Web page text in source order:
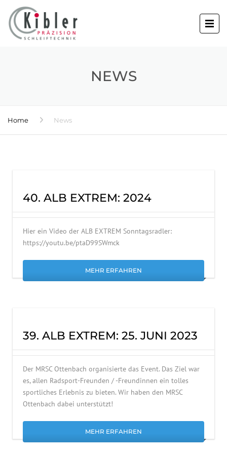
NEWS
Home News
40. ALB EXTREM: 2024
Hier ein Video der ALB EXTREM Sonntagsradler:
https://youtu.be/ptaD99SWmck
MEHR ERFAHREN
39. ALB EXTREM: 25. JUNI 2023
Der MRSC Ottenbach organisierte das Event. Das Ziel war
es, allen Radsport-Freunden / -Freundinnen ein tolles
sportliches Erlebnis zu bieten. Wir haben den MRSC
Ottenbach dabei unterstützt!
MEHR ERFAHREN